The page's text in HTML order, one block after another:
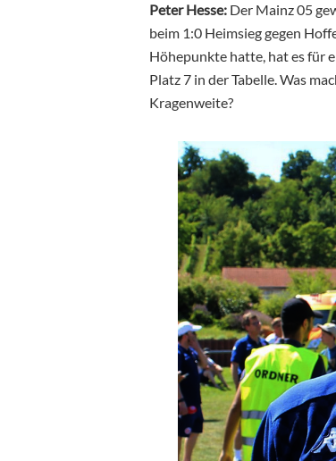
Peter Hesse: Der Mainz 05
beim 1:0 Heimsieg gegen
Höhepunkte hatte, hat es für
Platz 7 in der Tabelle. Was
Kragenweite?